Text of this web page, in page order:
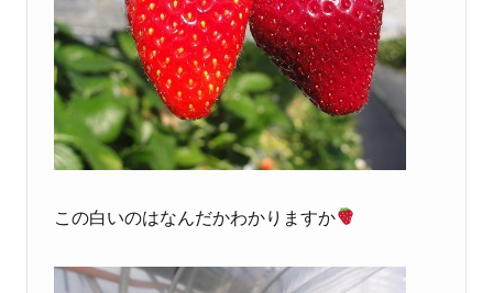
この白いのはなんだかわかりますか